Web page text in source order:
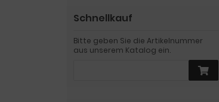
Schnellkauf
Bitte geben Sie die Artikelnummer
aus unserem Katalog ein.